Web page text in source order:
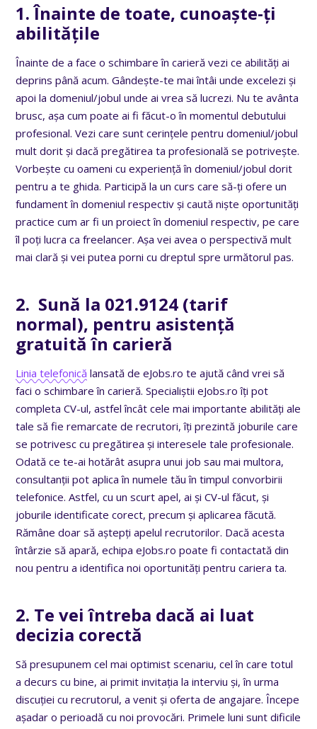
1. Înainte de toate, cunoaște-ți
abilitățile
Înainte de a face o schimbare în carieră vezi ce abilități ai
deprins până acum. Gândește-te mai întâi unde excelezi și
apoi la domeniul/jobul unde ai vrea să lucrezi. Nu te avânta
brusc, așa cum poate ai fi făcut-o în momentul debutului
profesional. Vezi care sunt cerințele pentru domeniul/jobul
mult dorit și dacă pregătirea ta profesională se potrivește.
Vorbește cu oameni cu experiență în domeniul/jobul dorit
pentru a te ghida. Participă la un curs care să-ți ofere un
fundament în domeniul respectiv și caută niște oportunități
practice cum ar fi un proiect în domeniul respectiv, pe care
îl poți lucra ca freelancer. Așa vei avea o perspectivă mult
mai clară și vei putea porni cu dreptul spre următorul pas.
2. Sună la 021.9124 (tarif
normal), pentru asistență
gratuită în carieră
Linia telefonică lansată de eJobs.ro te ajută când vrei să
faci o schimbare în carieră. Specialiștii eJobs.ro îți pot
completa CV-ul, astfel încât cele mai importante abilități ale
tale să fie remarcate de recrutori, îți prezintă joburile care
se potrivesc cu pregătirea și interesele tale profesionale.
Odată ce te-ai hotărât asupra unui job sau mai multora,
consultanții pot aplica în numele tău în timpul convorbirii
telefonice. Astfel, cu un scurt apel, ai și CV-ul făcut, și
joburile identificate corect, precum și aplicarea făcută.
Rămâne doar să aștepți apelul recrutorilor. Dacă acesta
întârzie să apară, echipa eJobs.ro poate fi contactată din
nou pentru a identifica noi oportunități pentru cariera ta.
2. Te vei întreba dacă ai luat
decizia corectă
Să presupunem cel mai optimist scenariu, cel în care totul
a decurs cu bine, ai primit invitația la interviu și, în urma
discuției cu recrutorul, a venit și oferta de angajare. Începe
așadar o perioadă cu noi provocări. Primele luni sunt dificile